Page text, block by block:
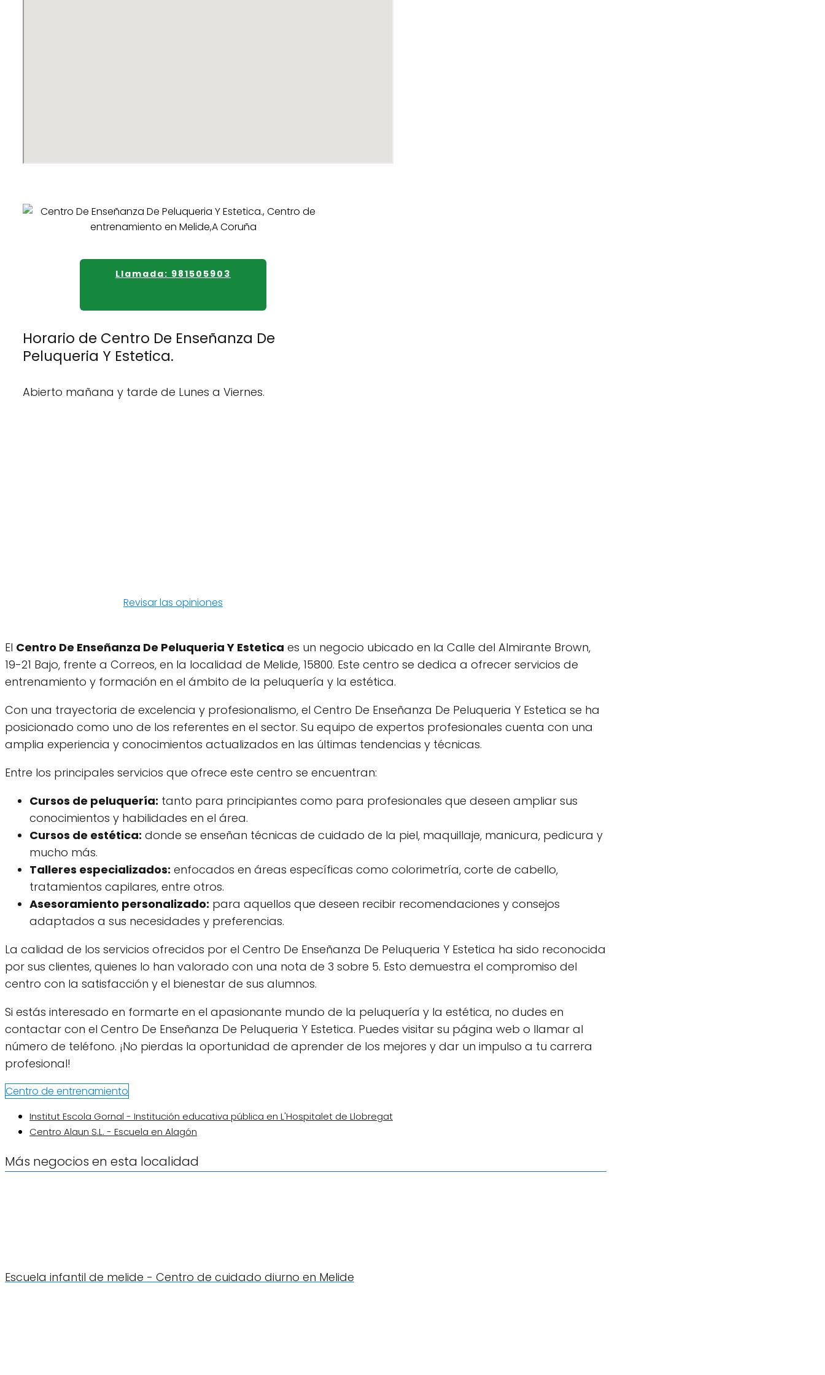
Llamada: 981505903
Horario de Centro De Enseñanza De
Peluqueria Y Estetica.
Abierto mañana y tarde de Lunes a Viernes.
Revisar las opiniones
El Centro De Enseñanza De Peluqueria Y Estetica es un negocio ubicado en la Calle del Almirante Brown,
19-21 Bajo, frente a Correos, en la localidad de Melide, 15800. Este centro se dedica a ofrecer servicios de
entrenamiento y formación en el ámbito de la peluquería y la estética.
Con una trayectoria de excelencia y profesionalismo, el Centro De Enseñanza De Peluqueria Y Estetica se ha
posicionado como uno de los referentes en el sector. Su equipo de expertos profesionales cuenta con una
amplia experiencia y conocimientos actualizados en las últimas tendencias y técnicas.
Entre los principales servicios que ofrece este centro se encuentran:
Cursos de peluquería: tanto para principiantes como para profesionales que deseen ampliar sus
conocimientos y habilidades en el área.
Cursos de estética: donde se enseñan técnicas de cuidado de la piel, maquillaje, manicura, pedicura y
mucho más.
Talleres especializados: enfocados en áreas específicas como colorimetría, corte de cabello,
tratamientos capilares, entre otros.
Asesoramiento personalizado: para aquellos que deseen recibir recomendaciones y consejos
adaptados a sus necesidades y preferencias.
La calidad de los servicios ofrecidos por el Centro De Enseñanza De Peluqueria Y Estetica ha sido reconocida
por sus clientes, quienes lo han valorado con una nota de 3 sobre 5. Esto demuestra el compromiso del
centro con la satisfacción y el bienestar de sus alumnos.
Si estás interesado en formarte en el apasionante mundo de la peluquería y la estética, no dudes en
contactar con el Centro De Enseñanza De Peluqueria Y Estetica. Puedes visitar su página web o llamar al
número de teléfono. ¡No pierdas la oportunidad de aprender de los mejores y dar un impulso a tu carrera
profesional!
Centro de entrenamiento
Institut Escola Gornal - Institución educativa pública en L'Hospitalet de Llobregat
Centro Alaun S.L. - Escuela en Alagón
Más negocios en esta localidad
Escuela infantil de melide - Centro de cuidado diurno en Melide